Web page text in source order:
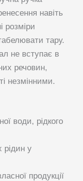
навіть
розміри
тару.
не вступає в
речовин,
незмінними.
води, рідкого
рідин у
продукції